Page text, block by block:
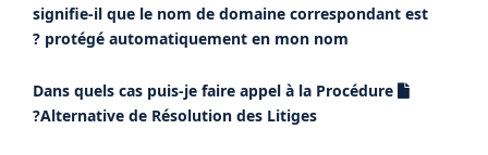
signifie-il que le nom de domaine correspondant est
protégé automatiquement en mon nom ?
Dans quels cas puis-je faire appel à la Procédure
Alternative de Résolution des Litiges?